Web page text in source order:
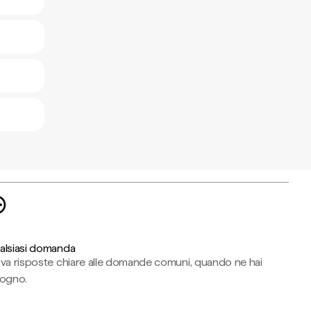
domanda
risposte chiare alle domande comuni, quando ne hai